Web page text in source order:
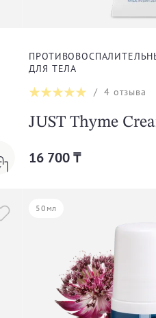
ДЛЯ ТЕЛА
/4 отзыва
JUST Thyme
16 700 ₸
50мл